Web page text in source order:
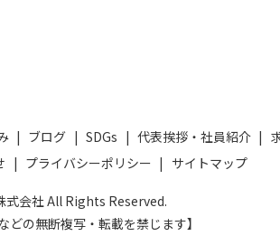
ブログ SDGs 代表挨拶・社員紹介
プライバシーポリシー サイトマップ
会社 All Rights Reserved.
どの無断複写・転載を禁じます】